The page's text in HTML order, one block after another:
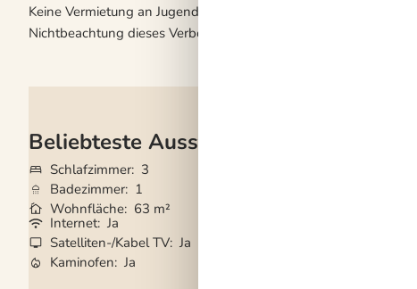
Keine Vermietung an Jugendgruppen, in denen alle 15-25 Jahre
Nichtbeachtung dieses Verbots wird eine Gebühr von
Beliebteste Ausstattungen
Schlafzimmer 3
Badezimmer 1
Wohnfläche 63 m²
Internet Ja
Satelliten-/Kabel TV Ja
Kaminofen Ja